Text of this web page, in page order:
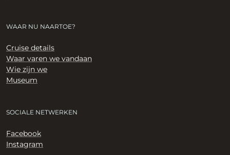
WAAR NU NAARTOE?
Cruise details
Waar varen we vandaan
Wie zijn we
Museum
SOCIALE NETWERKEN
Facebook
Instagram